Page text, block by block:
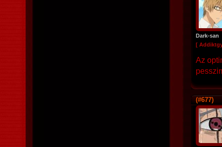
Dark-san
[
Az
(#677)